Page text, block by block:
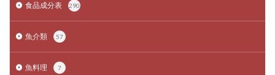
食品成分表 290
魚介類 57
魚料理 7